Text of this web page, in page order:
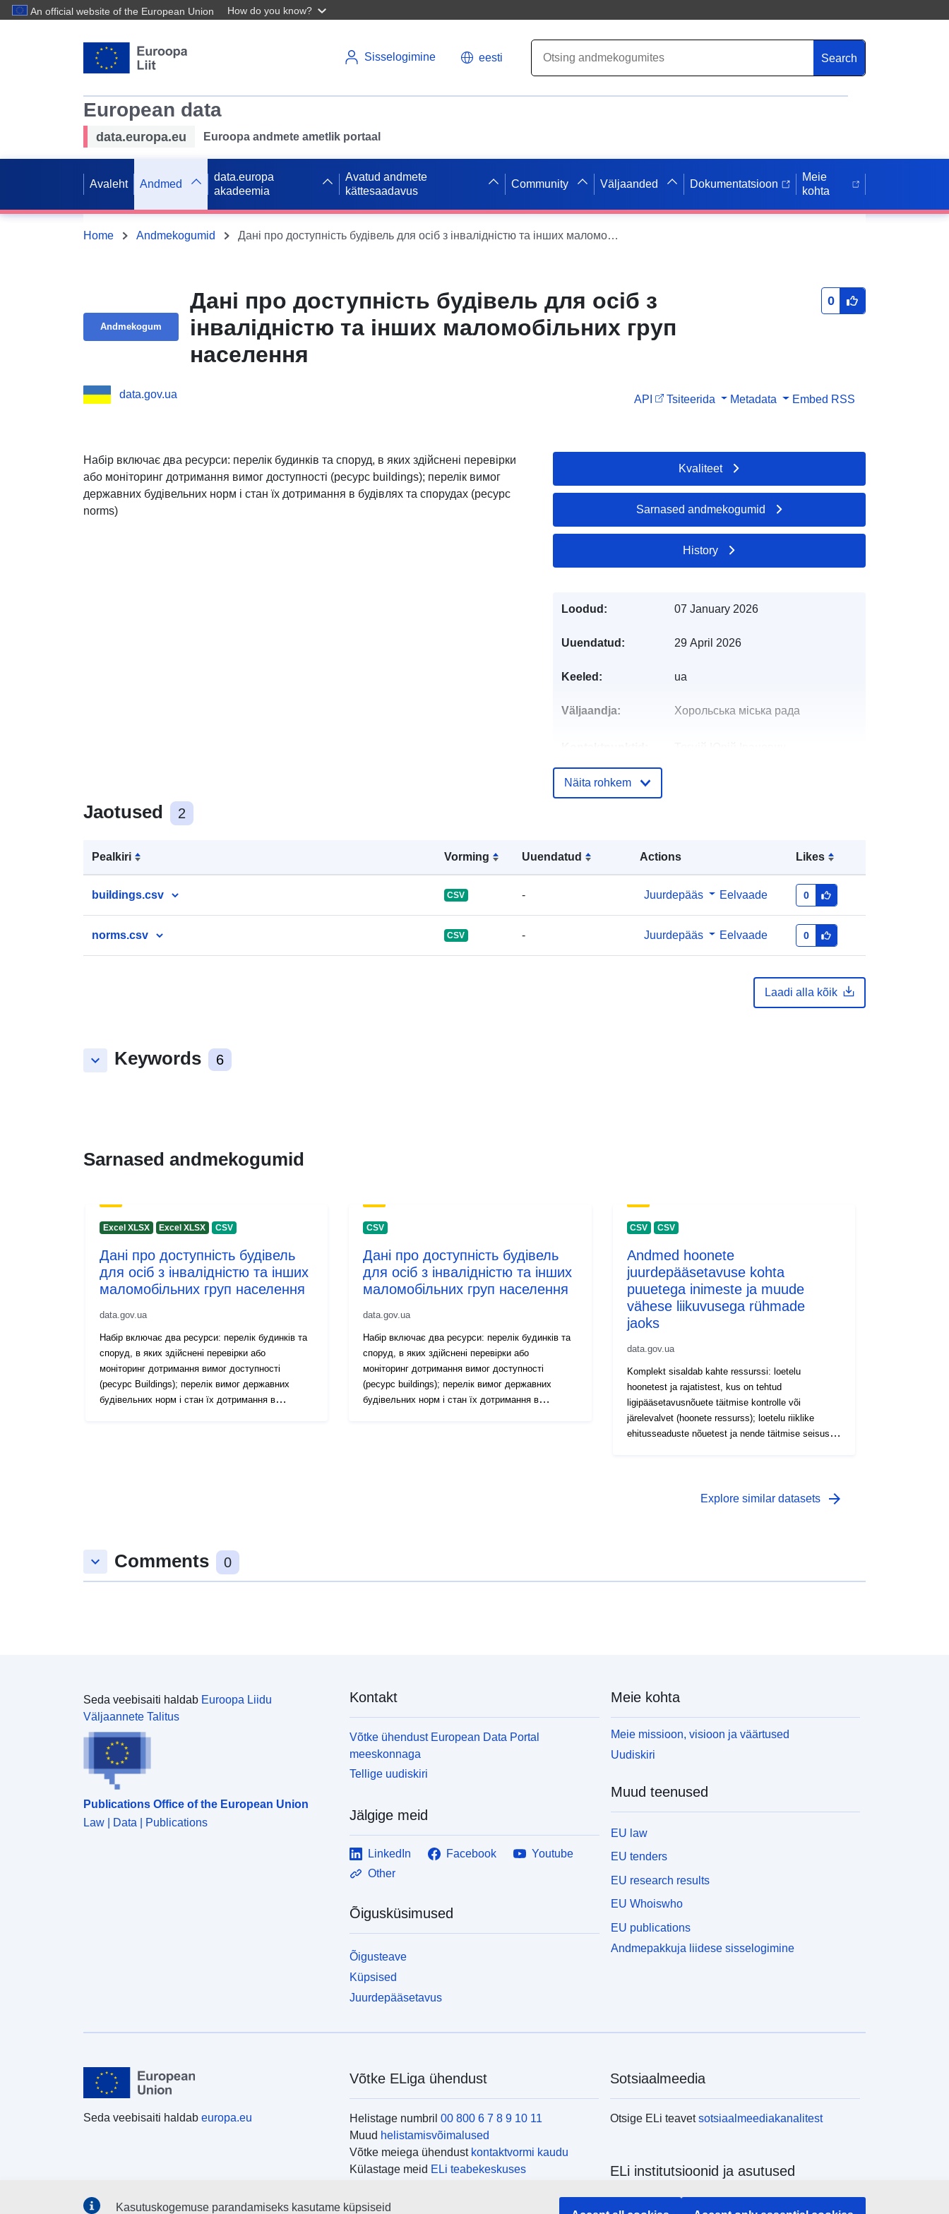
An official website of the European Union How do you know?
Sisselogimine eesti Search
European data
data.europa.eu Euroopa andmete ametlik portaal
Avaleht Andmed
data.europa
akadeemia
Avatud andmete
kättesaadavus
Community Väljaanded Dokumentatsioon
Meie
kohta
Home Andmekogumid Дані про доступність будівель для осіб з інвалідністю та інших маломобільних груп населення
Andmekogum
Дані про доступність будівель для осіб з
інвалідністю та інших маломобільних груп
населення
0
data.gov.ua API Tsiteerida Metadata Embed RSS
Набір включає два ресурси: перелік будинків та споруд, в яких здійснені перевірки
або моніторинг дотримання вимог доступності (ресурс buildings); перелік вимог
державних будівельних норм і стан їх дотримання в будівлях та спорудах (ресурс
norms)
Jaotused 2
Pealkiri Vorming Uuendatud Actions Likes
buildings.csv CSV - Juurdepääs Eelvaade 0
norms.csv CSV - Juurdepääs Eelvaade 0
Laadi alla kõik
keyboard_arrow_down Keywords 6
Kvaliteet
Sarnased andmekogumid
History
Loodud: 07 January 2026
Uuendatud: 29 April 2026
Keeled: ua
Väljaandja: Хорольська міська рада
29 July 2026
Identifikaatorid:
0f88d4b6-9a2e-464c-9aee-
http://data.europa.eu/88u/dataset/0f8
Näita rohkem
Sarnased andmekogumid
Excel XLSX Excel XLSX CSV
Дані про доступність будівель
для осіб з інвалідністю та інших
маломобільних груп населення
data.gov.ua
Набір включає два ресурси: перелік будинків та
споруд, в яких здійснені перевірки або
моніторинг дотримання вимог доступності
(ресурс Buildings); перелік вимог державних
будівельних норм і стан їх дотримання в
CSV
Дані про доступність будівель
для осіб з інвалідністю та інших
маломобільних груп населення
data.gov.ua
Набір включає два ресурси: перелік будинків та
споруд, в яких здійснені перевірки або
моніторинг дотримання вимог доступності
(ресурс buildings); перелік вимог державних
будівельних норм і стан їх дотримання в
CSV CSV
Andmed hoonete
juurdepääsetavuse kohta
puuetega inimeste ja muude
vähese liikuvusega rühmade
jaoks
data.gov.ua
Komplekt sisaldab kahte ressurssi: loetelu
hoonetest ja rajatistest, kus on tehtud
ligipääsetavusnõuete täitmise kontrolle või
järelevalvet (hoonete ressurss); loetelu riiklike
ehitusseaduste nõuetest ja nende täitmise seisust
Explore similar datasets arrow_forward
keyboard_arrow_down Comments 0
Seda veebisaiti haldab Euroopa Liidu
Väljaannete Talitus
Publications Office of the European Union
Law | Data | Publications
Kontakt
Võtke ühendust European Data Portal
meeskonnaga
Tellige uudiskiri
Jälgige meid
LinkedIn Facebook
Youtube
Other
Õigusküsimused
Õigusteave
Küpsised
Juurdepääsetavus
Meie kohta
Meie missioon, visioon ja väärtused
Uudiskiri
Muud teenused
EU law
EU tenders
EU research results
EU Whoiswho
EU publications
Andmepakkuja liidese sisselogimine
Seda veebisaiti haldab europa.eu
Võtke ELiga ühendust
Helistage numbril 00 800 6 7 8 9 10 11
Muud helistamisvõimalused
Võtke meiega ühendust kontaktvormi kaudu
Külastage meid ELi teabekeskuses
Sotsiaalmeedia
Otsige ELi teavetsotsiaalmeediakanalitest
ELi institutsioonid ja asutused
Otsige kõiki ELi institutsioone ja ameteid
Kasutuskogemuse parandamiseks kasutame küpsiseid